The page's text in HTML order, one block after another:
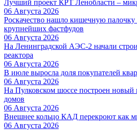
Лучший проект КРТ Ленобласти –
06 Августа 2026
Роскачество нашло кишечную палочку
крупнейших фастфудов
06 Августа 2026
На Ленинградской АЭС-2 начали
реактора
06 Августа 2026
В июле выросла доля покупателей
06 Августа 2026
На Пулковском шоссе построен новый
домов
06 Августа 2026
Внешнее кольцо КАД перекроют как
06 Августа 2026